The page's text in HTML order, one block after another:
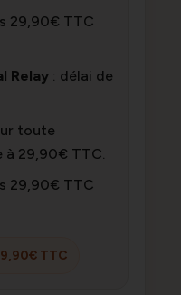
29,90€ TTC
Relay: délai de
toute
à 29,90€ TTC.
29,90€ TTC
TTC